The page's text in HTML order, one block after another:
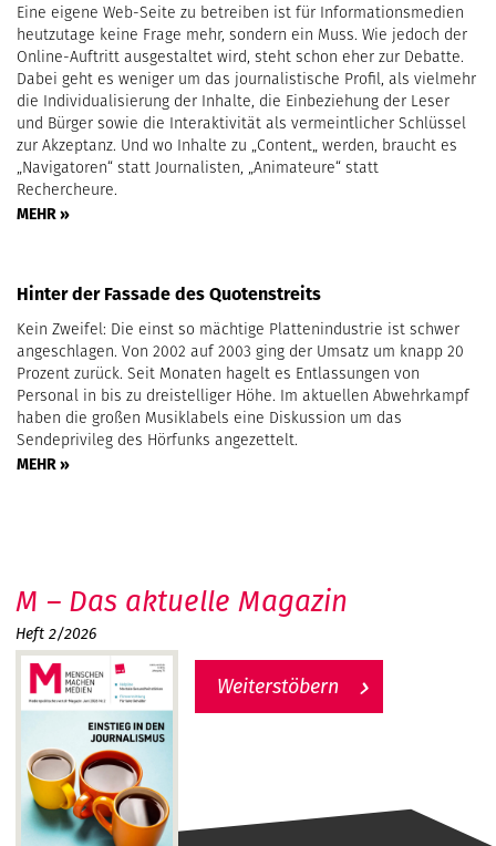
Eine eigene Web-Seite zu betreiben ist für Informationsmedien
heutzutage keine Frage mehr, sondern ein Muss. Wie jedoch der
Online-Auftritt ausgestaltet wird, steht schon eher zur Debatte.
Dabei geht es weniger um das journalistische Profil, als vielmehr
die Individualisierung der Inhalte, die Einbeziehung der Leser
und Bürger sowie die Interaktivität als vermeintlicher Schlüssel
zur Akzeptanz. Und wo Inhalte zu „Content„ werden, braucht es
„Navigatoren“ statt Journalisten, „Animateure“ statt
Rechercheure.
MEHR »
Hinter der Fassade des Quotenstreits
Kein Zweifel: Die einst so mächtige Plattenindustrie ist schwer
angeschlagen. Von 2002 auf 2003 ging der Umsatz um knapp 20
Prozent zurück. Seit Monaten hagelt es Entlassungen von
Personal in bis zu dreistelliger Höhe. Im aktuellen Abwehrkampf
haben die großen Musiklabels eine Diskussion um das
Sendeprivileg des Hörfunks angezettelt.
MEHR »
M – Das aktuelle Magazin
Heft 2/2026
Weiterstöbern